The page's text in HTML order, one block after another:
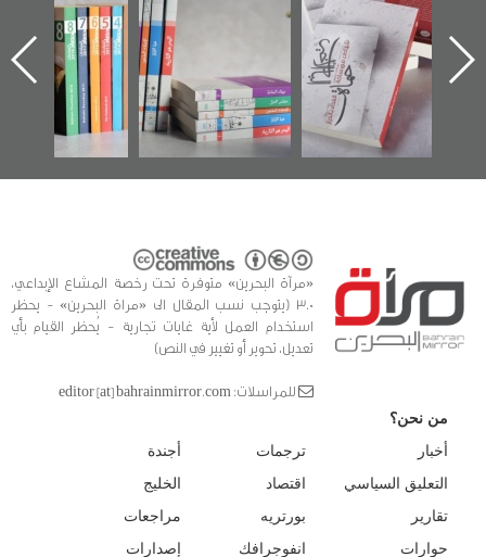
الإصدار الأول عن
اعتصام الدراز
وأحداث ساحة
الفداء لمركز أوال
للدراسات والتوثيق
للوثائق البريطانية
يقدمه «مركز أوال»
في سلسلة من 5
كتب
تصدر حصاد
الساحات 2019
«مرآة البحرين» متوفرة تحت رخصة المشاع الإبداعي،
3.0 (يتوجب نسب المقال الى «مراة البحرين» - يحظر
استخدام العمل لأية غايات تجارية - يُحظر القيام بأي
تعديل، تحوير أو تغيير في النص)
للمراسلات: editor [at] bahrainmirror.com
من نحن؟
أخبار
التعليق السياسي
تقارير
حوارات
ترجمات
اقتصاد
بورتريه
انفوجرافك
أجندة
الخليج
مراجعات
إصدارات